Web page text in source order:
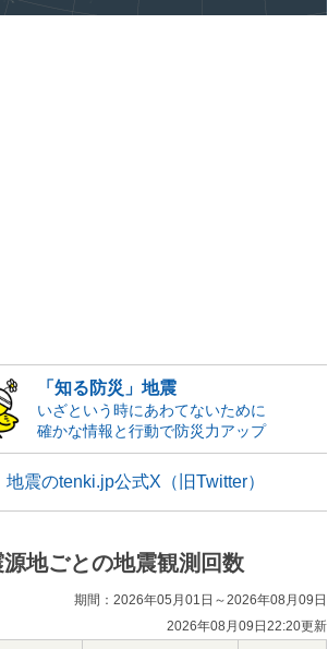
「知る防災」地震
いざという時にあわてないために
確かな情報と行動で防災力アップ
地震のtenki.jp公式X（旧Twitter）
源地ごとの地震観測回数
期間：2026年05月01日～2026年08月09日
2026年08月09日22:20更新